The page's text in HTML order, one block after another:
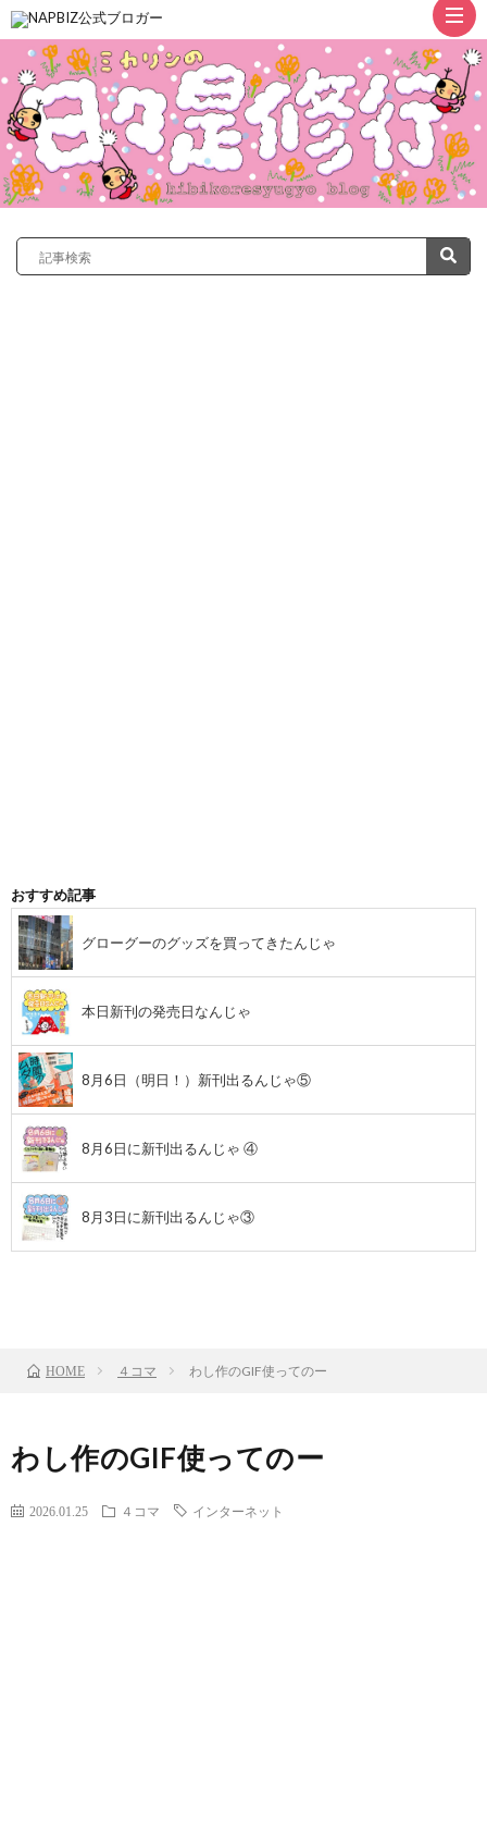
ト
ッ
おすすめ記事
グローグーのグッズを買ってきたんじゃ
本日新刊の発売日なんじゃ
8月6日（明日！）新刊出るんじゃ⑤
8月6日に新刊出るんじゃ ④
8月3日に新刊出るんじゃ③
HOME ４コマ わし作のGIF使ってのー
わし作のGIF使ってのー
2026.01.25 ４コマ インターネット